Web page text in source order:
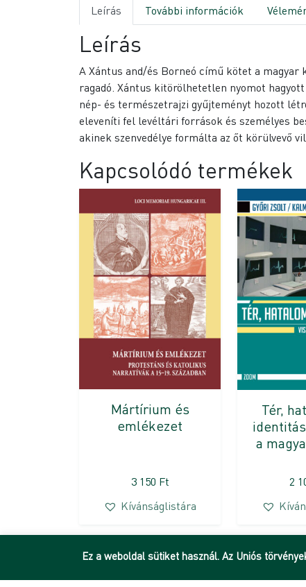
Leírás További információk
Leírás
A Xántus and/és Borneó című kötet a magyar
ragadó. Xántus kitörölhetetlen nyomot
nép- és természetrajzi gyűjteményt hozott
eleveníti fel levéltári források és személyes
akinek szenvedélye formálta az őt körülvevő
Kapcsolódó termékek
Mártírium és
emlékezet
3 150 Ft
Kívánságlistára
Tér,
a
2
Ez a weboldal sütiket használ. Az Uniós